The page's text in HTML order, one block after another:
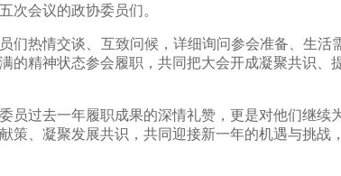
次会议的政协委员们。
热情交谈、互致问候，详细询问参会准备、生活
的精神状态参会履职，共同把大会开成凝聚共识
过去一年履职成果的深情礼赞，更是对他们继续
策、凝聚发展共识，共同迎接新一年的机遇与挑战